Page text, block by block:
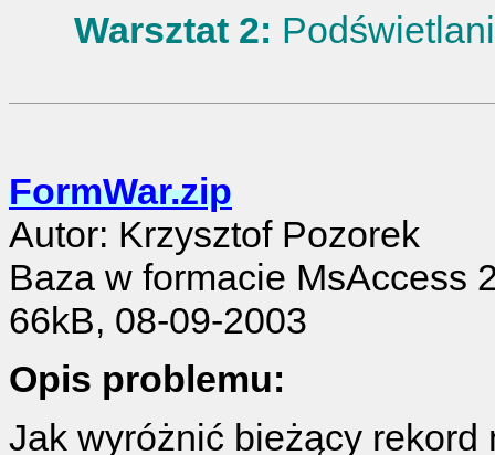
Warsztat 2:
FormWar.zip
Autor: Krzysztof Pozorek
Baza w formacie MsAccess
66kB, 08-09-2003
Opis problemu:
Jak wyróżnić bieżący rekord